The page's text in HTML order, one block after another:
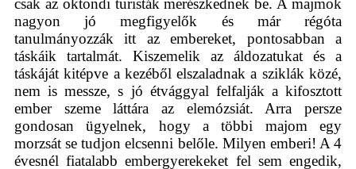
csak az oktondi turisták merészkednek be. A majmok
nagyon jó megfigyelők és már régóta
tanulmányozzák itt az embereket, pontosabban a
táskáik tartalmát. Kiszemelik az áldozatukat és a
táskáját kitépve a kezéből elszaladnak a sziklák közé,
nem is messze, s jó étvággyal felfalják a kifosztott
ember szeme láttára az elemózsiát. Arra persze
gondosan ügyelnek, hogy a többi majom egy
morzsát se tudjon elcsenni belőle. Milyen emberi! A 4
évesnél fiatalabb embergyerekeket fel sem engedik,